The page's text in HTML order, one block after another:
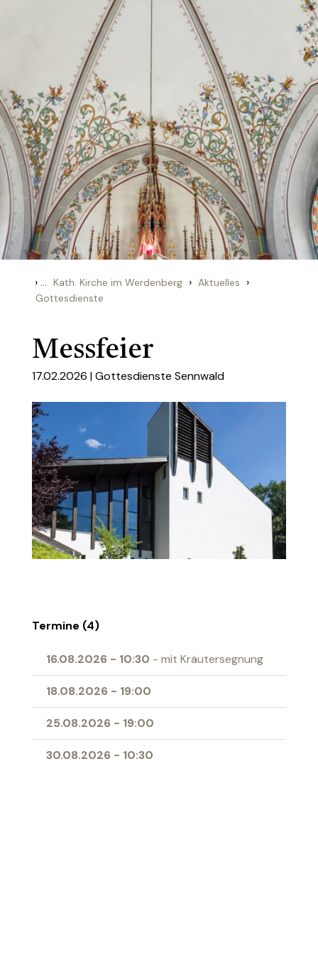
› ... Kath. Kirche im Werdenberg › Aktuelles ›
Gottesdienste
Messfeier
17.02.2026 |Gottesdienste Sennwald
Termine (4)
16.08.2026 - 10:30 - mit Kräutersegnung
18.08.2026 - 19:00
25.08.2026 - 19:00
30.08.2026 - 10:30